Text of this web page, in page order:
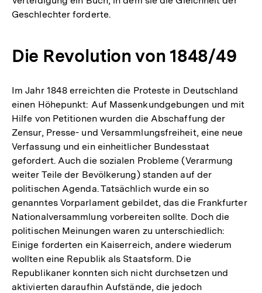
Geschlechter forderte.
Die Revolution von 1848/49
Im Jahr 1848 erreichten die Proteste in Deutschland
einen Höhepunkt: Auf Massenkundgebungen und mit
Hilfe von Petitionen wurden die Abschaffung der
Zensur, Presse- und Versammlungsfreiheit, eine neue
Verfassung und ein einheitlicher Bundesstaat
gefordert. Auch die sozialen Probleme (Verarmung
weiter Teile der Bevölkerung) standen auf der
politischen Agenda. Tatsächlich wurde ein so
genanntes Vorparlament gebildet, das die Frankfurter
Nationalversammlung vorbereiten sollte. Doch die
politischen Meinungen waren zu unterschiedlich:
Einige forderten ein Kaiserreich, andere wiederum
wollten eine Republik als Staatsform. Die
Republikaner konnten sich nicht durchsetzen und
aktivierten daraufhin Aufstände, die jedoch